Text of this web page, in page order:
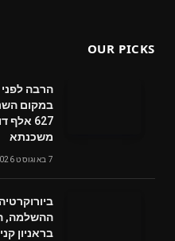
OUR PICKS
הרבה לפני
במקום
627
משכנתא
7 באוגוסט 2026
ההשלמה,
בראניון